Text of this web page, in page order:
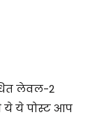
लेवल-2
ये ये पोस्ट आप